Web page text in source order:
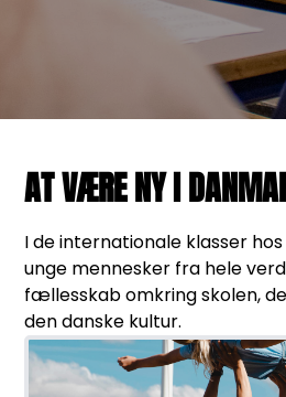
AT VÆRE NY I
I de internationale klasser
unge mennesker fra hele
fællesskab omkring skolen,
den danske kultur.